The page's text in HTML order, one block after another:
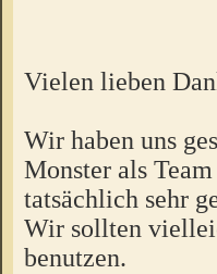
Vielen lieben
Wir haben uns
Monster als
tatsächlich sehr
Wir sollten
benutzen.